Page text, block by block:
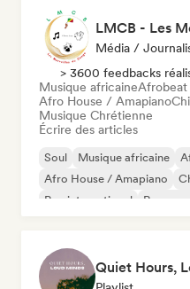
LMCB - Les
Média /
> 3600 feedbacks
Musique africaine
Afro House / Amapiano
Musique Chrétienne
Écrire des articles
Soul Musique africaine
Afro House / Amapiano
Rap international
Rap en